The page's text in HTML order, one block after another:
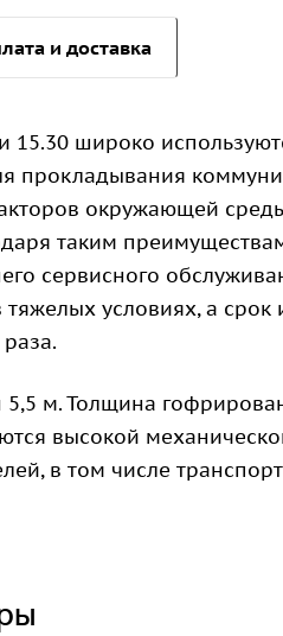
и доставка
15.30 широко
прокладывания
окружающей
таким
сервисного
тяжелых условиях, а
м. Толщина
высокой
в том числе